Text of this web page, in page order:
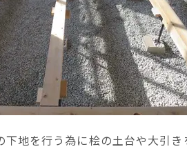
下地を行う為に桧の土台や大引き